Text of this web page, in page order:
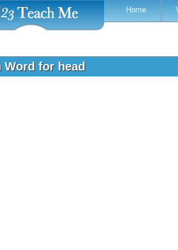
Home
Word for head